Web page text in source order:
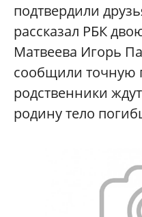
подтвердили
рассказал РБК
Матвеева Игорь
сообщили точную
родственники
родину тело